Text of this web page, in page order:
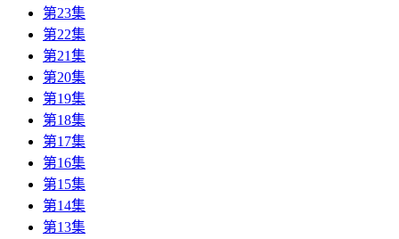
第23集
第22集
第21集
第20集
第19集
第18集
第17集
第16集
第15集
第14集
第13集